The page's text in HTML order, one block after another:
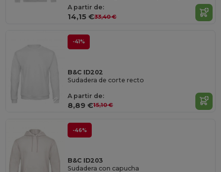
A partir de:
14,15 €33,40 €
-41%
B&C ID202
Sudadera de corte recto
A partir de:
8,89 €15,10 €
-46%
B&C ID203
Sudadera con capucha